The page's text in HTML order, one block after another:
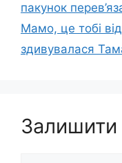
пакунок
Мамо, це тобі
здивувалася